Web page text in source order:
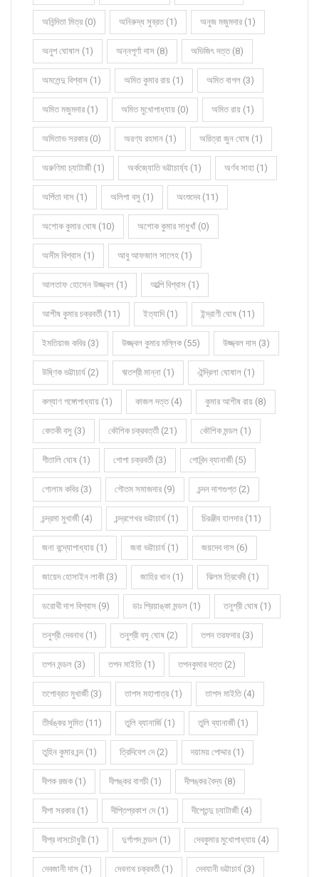
অনিন্দিতা মিত্র (0) অনিরুদ্ধ সুব্রত (1) অনুজ মজুমদার (1)
অনুপ ঘোষাল (1) অন্নপূর্ণা দাস (8) অভিজিৎ দত্ত (8)
অমলেন্দু বিশ্বাস (1) অমিত কুমার রায় (1) অমিত বাগল (3)
অমিত মজুমদার (1) অমিত মুখোপাধ্যায় (0) অমিত রায় (1)
অমিতাভ সরকার (0) অরণ্য রহমান (1) অরিত্রা জুন ঘোষ (1)
অরুণিমা চ্যাটার্জী (1) অর্কজ্যোতি ভট্টাচার্য্য (1) অর্ণব সাহা (1)
অর্পিতা দাস (1) অলিপা বসু (1) অংশুদেব (11)
অশোক কুমার ঘোষ (10) অশোক কুমার সাধুখাঁ (0)
অসীম বিশ্বাস (1) আবু আফজাল সালেহ (1)
আলতাফ হোসেন উজ্জ্বল (1) আল্পি বিশ্বাস (1)
আশীষ কুমার চক্রবর্তী (11) ইত্যাদি (1) ইন্দ্রাণী ঘোষ (11)
ইমতিয়াজ কবির (3) উজ্জ্বল কুমার মল্লিক (55) উজ্জ্বল দাস (3)
উষ্ণিক ভট্টাচার্য (2) ঋতশ্রী মান্না (1) ঐন্দ্রিলা ঘোষাল (1)
কল্যাণ গঙ্গোপাধ্যায় (1) কাজল দত্ত (4) কুমার আশীষ রায় (8)
কেতকী বসু (3) কৌশিক চক্রবর্ত্তী (21) কৌশিক মন্ডল (1)
গীতালি ঘোষ (1) গোপা চক্রবর্তী (3) গোবিন্দ ব্যানার্জী (5)
গোলাম কবির (3) গৌতম সমাজদার (9) চন্দন দাশগুপ্ত (2)
চন্দ্রমা মুখার্জী (4) চন্দ্রশেখর ভট্টাচার্য (1) চিরঞ্জীব হালদার (11)
জনা বন্দ্যোপাধ্যায় (1) জবা ভট্টাচার্য (1) জয়দেব দাস (6)
জায়েদ হোসাইন লাকী (3) জাহির খান (1) ঝিলম ত্রিবেদী (1)
ডরোথী দাশ বিশ্বাস (9) ডাঃ প্রিয়াঙ্কা মন্ডল (1) তনুশ্রী ঘোষ (1)
তনুশ্রী দেবনাথ (1) তনুশ্রী বসু ঘোষ (2) তপন তরফদার (3)
তপন মন্ডল (3) তপন মাইতি (1) তপনকুমার দত্ত (2)
তপোব্রত মুখার্জী (3) তাপস মহাপাত্র (1) তাপস মাইতি (4)
তীর্থঙ্কর সুমিত (11) তুলি ব্যানার্জি (1) তুলি ব্যানার্জী (1)
তুহিন কুমার চন্দ (1) ত্রিদিবেশ দে (2) দয়াময় পোদ্দার (1)
দীপক রজক (1) দীপঙ্কর বাগচী (1) দীপঙ্কর বৈদ্য (8)
দীপা সরকার (1) দীপ্তিপ্রকাশ দে (1) দীপ্তেন্দু চ্যাটার্জী (4)
দীপ্র দাসচৌধুরী (1) দুর্গাপদ মন্ডল (1) দেবকুমার মুখোপাধ্যায় (4)
দেবজানী দাস (1) দেবনাথ চক্রবর্তী (1) দেবযানী ভট্টাচার্য (3)